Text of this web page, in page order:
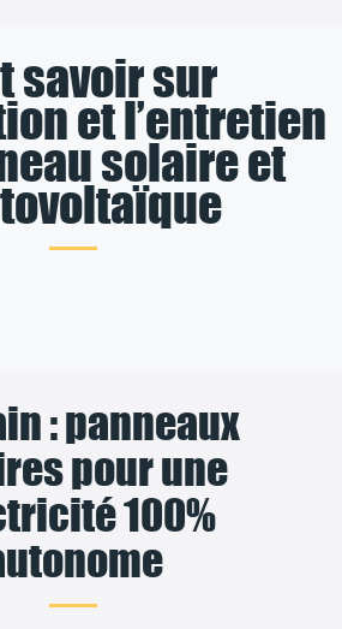
savoir sur
et l’entretien
solaire et
: panneaux
pour une
100%